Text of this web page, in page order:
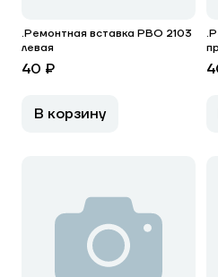
.Ремонтная вставка РВО 2103
левая
40 ₽
В корзину